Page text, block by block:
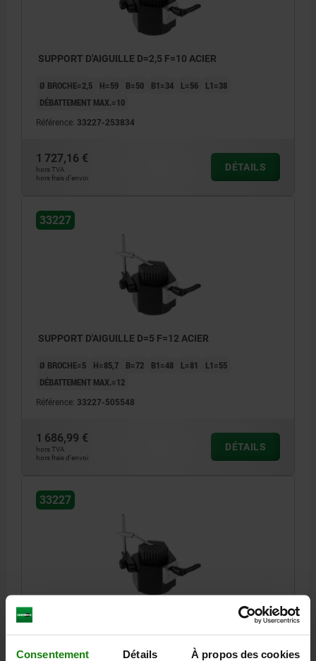
Consentement Détails À propos des cookies
SUPPORT D'AIGUILLE D=2,5 F=10 ACIER
Ø BROCHE=2,5 H=59 B=50 B1=34 L=56
L1=38
DÉBATTEMENT MAX.=10
Référence: 33227-253834
1 727,16 €
hors TVA
hors frais d’envoi
DÉTAILS
33227
SUPPORT D'AIGUILLE D=5 F=12 ACIER
Ø BROCHE=5 H=85,7 B=72 B1=48 L=81
L1=55
DÉBATTEMENT MAX.=12
Référence: 33227-505548
1 686,99 €
hors TVA
hors frais d’envoi
DÉTAILS
33227
L=125